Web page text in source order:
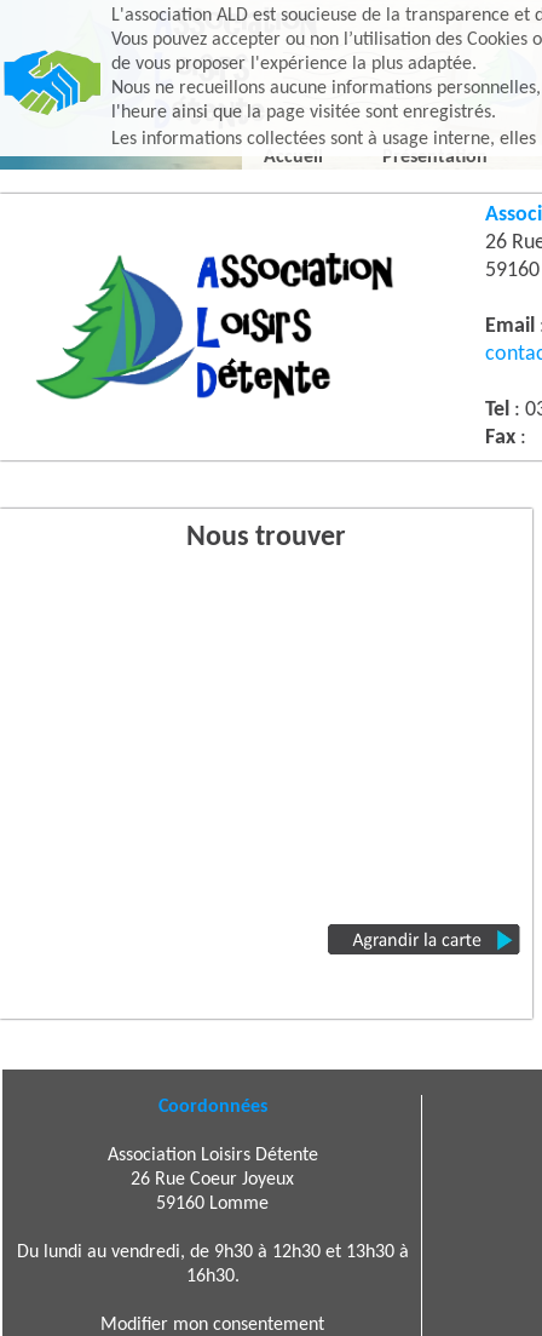
L'association ALD est soucieuse de la transparence et
Vous pouvez accepter ou non l’utilisation des
de vous proposer l'expérience la plus adaptée.
Nous ne recueillons aucune informations
l'heure ainsi que la page visitée sont enregistrés.
Les informations collectées sont à usage interne,
Accueil
Présentation
26
Email
Tel :
Fax :
Nous trouver
Coordonnées
Association Loisirs Détente
26 Rue Coeur Joyeux
59160 Lomme
Du lundi au vendredi, de 9h30 à 12h30 et 13h30 à
16h30.
Modifier mon consentement